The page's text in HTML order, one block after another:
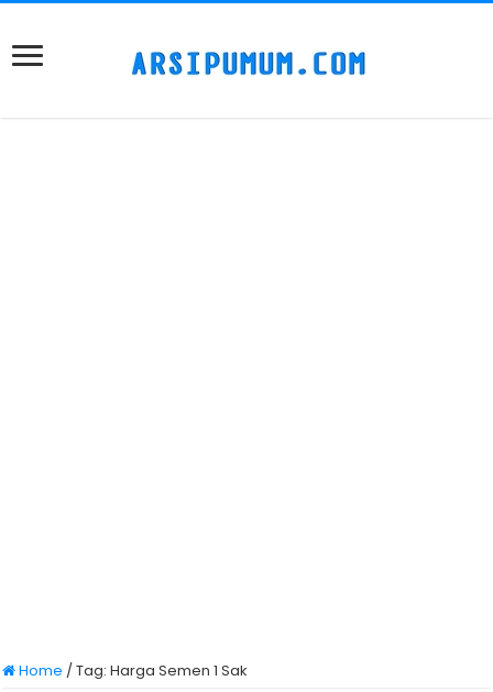
Home /Tag:Harga Semen 1 Sak